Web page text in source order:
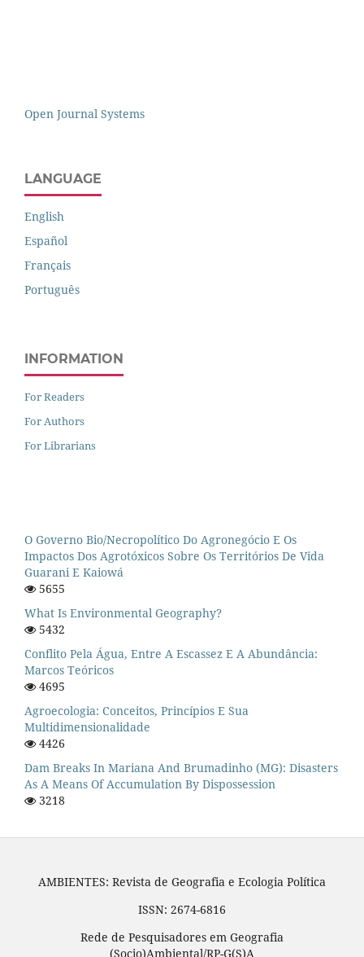
Open Journal Systems
LANGUAGE
English
Español
Français
Português
INFORMATION
For Readers
For Authors
For Librarians
O Governo Bio/necropolítico Do Agronegócio E Os
Impactos Dos Agrotóxicos Sobre Os Territórios De Vida
Guarani E Kaiowá
5655
What Is Environmental Geography?
5432
Conflito Pela Água, Entre A Escassez E A Abundância:
Marcos Teóricos
4695
Agroecologia: Conceitos, Princípios E Sua
Multidimensionalidade
4426
Dam Breaks In Mariana And Brumadinho (MG): Disasters
As A Means Of Accumulation By Dispossession
3218
AMBIENTES: Revista de Geografia e Ecologia Política
ISSN: 2674-6816
Rede de Pesquisadores em Geografia
(Socio)Ambiental/RP-G(S)A